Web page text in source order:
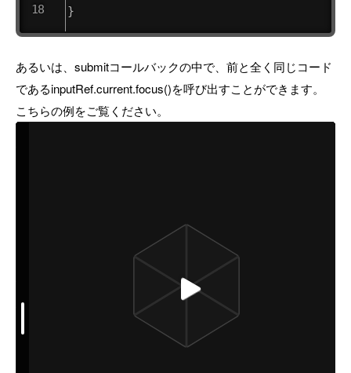
}
あるいは、submitコールバックの中で、前と全く同じコード
であるinputRef.current.focus()を呼び出すことができます。
こちらの例をご覧ください。